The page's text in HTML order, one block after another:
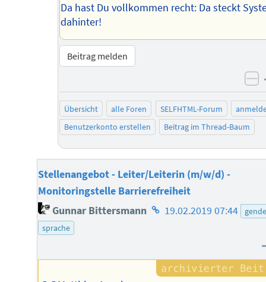
Da hast Du vollkommen recht: Da steckt
dahinter!
Beitrag melden
Übersicht alle Foren SELFHTML-Forum
Benutzerkonto erstellen
Beitrag im Thread-Baum
Stellenangebot - Leiter/Leiterin (m/w/d) -
Monitoringstelle Barrierefreiheit
Gunnar Bittersmann Homepage
19.02.2019 07:44
sprache